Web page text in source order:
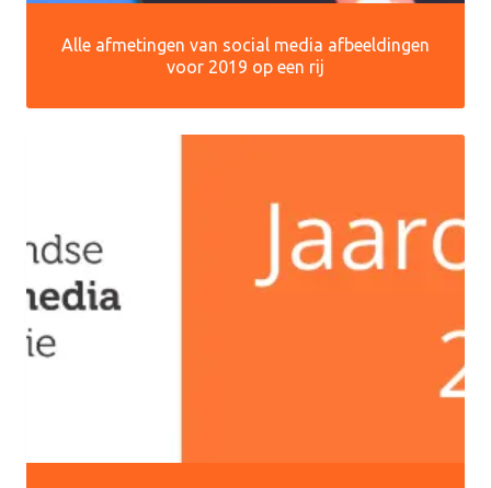
Alle afmetingen van social media afbeeldingen
voor 2019 op een rij